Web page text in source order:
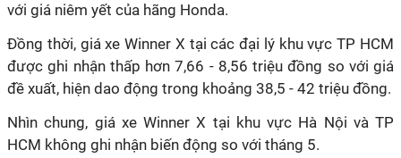
với giá niêm yết của hãng Honda.
Đồng thời, giá xe Winner X tại các đại lý khu vực TP HCM
được ghi nhận thấp hơn 7,66 - 8,56 triệu đồng so với giá
đề xuất, hiện dao động trong khoảng 38,5 - 42 triệu đồng.
Nhìn chung, giá xe Winner X tại khu vực Hà Nội và TP
HCM không ghi nhận biến động so với tháng 5.